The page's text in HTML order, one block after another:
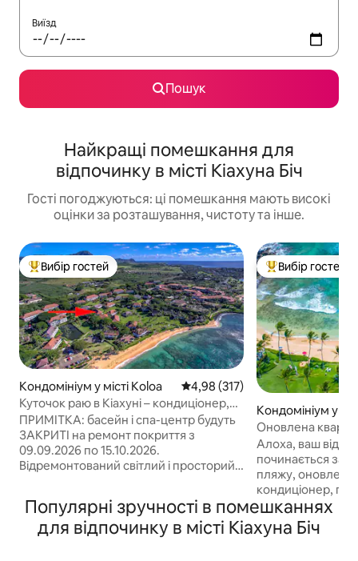
Виїзд
Пошук
Найкращі помешкання для
відпочинку в місті Кіахуна Біч
Гості погоджуються: ці помешкання мають високі
оцінки за розташування, чистоту та інше.
Топ вибір гостей
Вибір гостей
Кондомініум у місті Koloa Середня оцінка: 4,98 з 5,
4,98 (317)
Куточок раю в Кіахуні – кондиціонер,
басейн, вихід до пляжу
ПРИМІТКА: басейн і спа-центр будуть
ЗАКРИТІ на ремонт покриття з
09.09.2026 по 15.10.2026.
Відремонтований світлий і просторий
поверсі в ексклюзивному будинку Bld
23. За кілька кроків від пляжу Поіпу.
Приватність. Кондиціонер у всьому
помешканні (двосплітний у вітальні та
Топ вибір гостей
Вибір гостей
Кондомініум у
Оновлена
на океан,
Алоха, ваш
починається
пляжу,
кондиціонер,
машина в
сонця над
Популярні зручності в помешканнях
для відпочинку в місті Кіахуна Біч